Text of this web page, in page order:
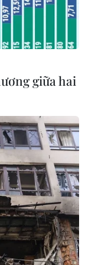
cổ phần Phát
Ngân
Phương Nam
điều lệ giai
lên 5.000 tỷ
lệ đã được
qua ngày
năm 2011 từ
phương án
cổ đông
qua ngày
giữa hai